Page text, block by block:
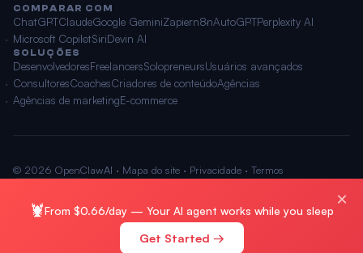
COMPARAR COM
ChatGPTClaudeGoogle GeminiZapiern8nAutoGPTPerplexity AI
Microsoft CopilotSiriDevin AI
SOLUÇÕES
DesenvolvedoresFreelancersSolopreneursUsuários avançados
ConsultoresCoachesCriadores de conteúdoAgências
Agências de marketingE-commerce
© 2026 OpenClawAI · Mapa do site · Privacidade · Termos
🦞From $0.66/day — Your AI agent works while you sleep
Get Started →
×